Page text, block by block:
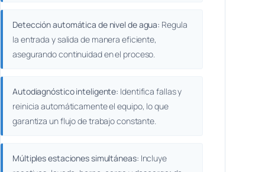
Detección automática de nivel de agua: Regula
la entrada y salida de manera eficiente,
asegurando continuidad en el proceso.
Autodiagnóstico inteligente: Identifica fallas y
reinicia automáticamente el equipo, lo que
garantiza un flujo de trabajo constante.
Múltiples estaciones simultáneas: Incluye